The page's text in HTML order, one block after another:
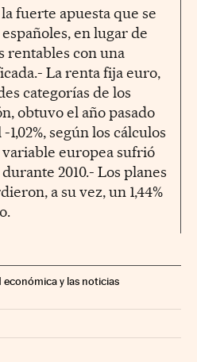
fuerte apuesta que se
en lugar de
rentables con una
La renta fija euro,
categorías de los
obtuvo el año pasado
según los cálculos
europea sufrió
2010.- Los planes
a su vez, un 1,44%
económica y las noticias
Días en Facebook
Cinco Días en Twitter